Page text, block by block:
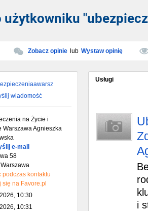
Zobacz opinie lub Wystaw opinię
wiadomość
na Życie i
Warszawa Agnieszka
e-mail
58
podczas kontaktu
się na Favore.pl
10:30
10:31
Usługi
i